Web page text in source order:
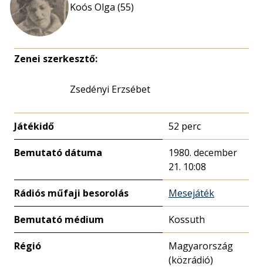
Koós Olga (55)
Zenei szerkesztő:
Zsedényi Erzsébet
Játékidő 52 perc
Bemutató dátuma
1980. december
21. 10:08
Rádiós műfaji besorolás Mesejáték
Bemutató médium Kossuth
Régió
Magyarország
(közrádió)